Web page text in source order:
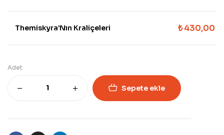
Themiskyra’Nın Kraliçeleri ₺430,00
Adet
Sepete ekle